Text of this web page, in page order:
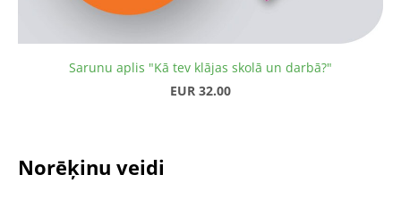
Norēķinu veidi
Sarunu aplis "Kā tev klājas skolā un darbā?"
EUR 32.00